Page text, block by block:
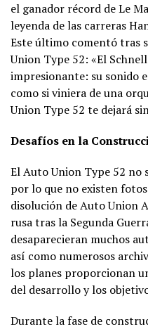
el ganador récord de Le
leyenda de las carreras
Este último comentó tras
Union Type 52: «El
impresionante: su sonido
como si viniera de una
Union Type 52 te dejará
Desafíos en la
El Auto Union Type 52 no
por lo que no existen
disolución de Auto Union
rusa tras la Segunda
desaparecieran muchos
así como numerosos
los planes proporcionan
del desarrollo y los
Durante la fase de